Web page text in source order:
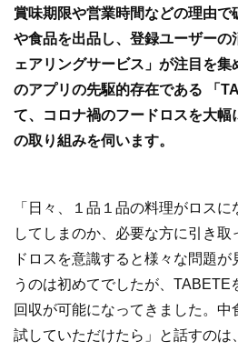
o
o
k
賞味期限や営業時間などの理由で
や食品を出品し、登録ユーザーの
ェアリングサービス」が注目を集
のアプリの先駆的存在である 「
て、コロナ禍のフードロスを大幅
の取り組みを伺います。
「日々、１品１品の料理がロス
してしまのか、必要な方に引き
ドロスを意識すると様々な問題
うのは初めてでしたが、TABETE
回収が可能になってきました。
試していただけたら」と話すのは